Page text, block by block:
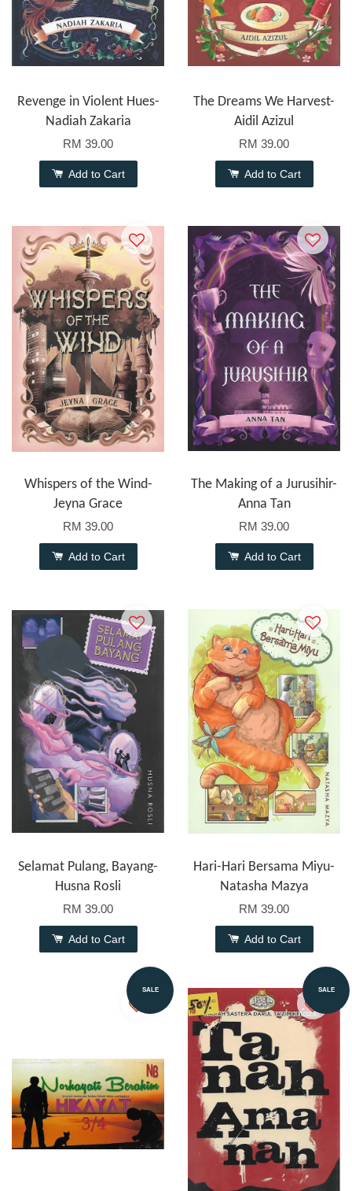
Revenge in Violent Hues-
Nadiah Zakaria
RM 39.00
Add to Cart
The Dreams We Harvest-
Aidil Azizul
RM 39.00
Add to Cart
Whispers of the Wind-
Jeyna Grace
RM 39.00
Add to Cart
The Making of a Jurusihir-
Anna Tan
RM 39.00
Add to Cart
Selamat Pulang, Bayang-
Husna Rosli
RM 39.00
Add to Cart
Hari-Hari Bersama Miyu-
Natasha Mazya
RM 39.00
Add to Cart
SALE SALE